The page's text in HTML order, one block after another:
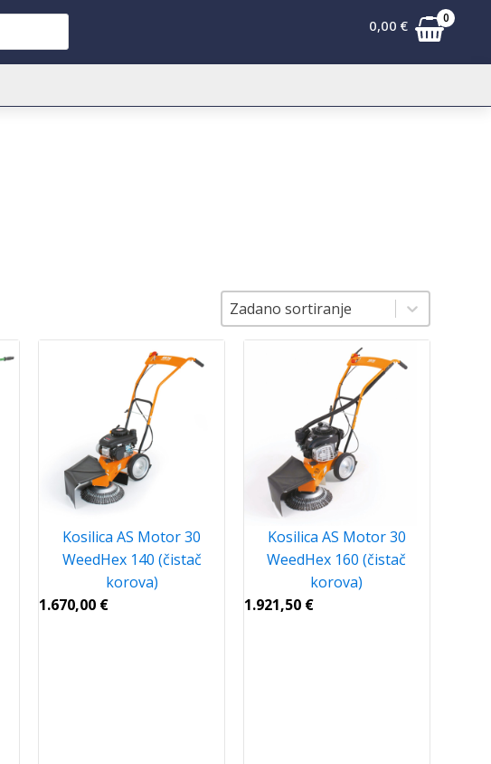
0,00 € 0
Sortiranje
Zadano sortiranje
Sortiranje
Kosilica AS Motor 30
WeedHex 140 (čistač
korova)
1.670,00 €
Kosilica AS Motor 30
WeedHex 160 (čistač
korova)
1.921,50 €